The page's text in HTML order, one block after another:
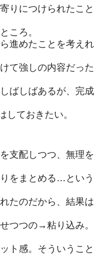
りにつけられたこと
ころ。
進めたことを考えれ
て強しの内容だった
ばしばあるが、完成
しておきたい。
支配しつつ、無理を
をまとめる…という
たのだから、結果は
つつの→粘り込み。
ト感。そういうこと